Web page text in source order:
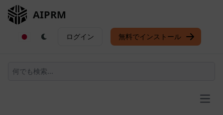
AIPRM
ログイン 無料でインストール